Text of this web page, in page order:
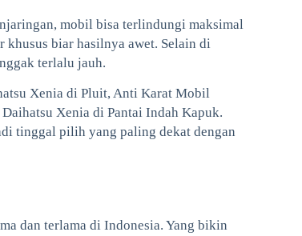
mobil bisa terlindungi maksimal
khusus biar hasilnya awet. Selain di
terlalu jauh.
Xenia di Pluit, Anti Karat Mobil
Xenia di Pantai Indah Kapuk.
tinggal pilih yang paling dekat dengan
dan terlama di Indonesia. Yang bikin